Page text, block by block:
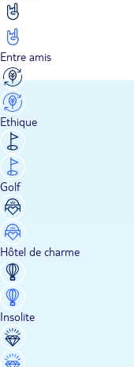
Entre amis
Ethique
Golf
Hôtel de charme
Insolite